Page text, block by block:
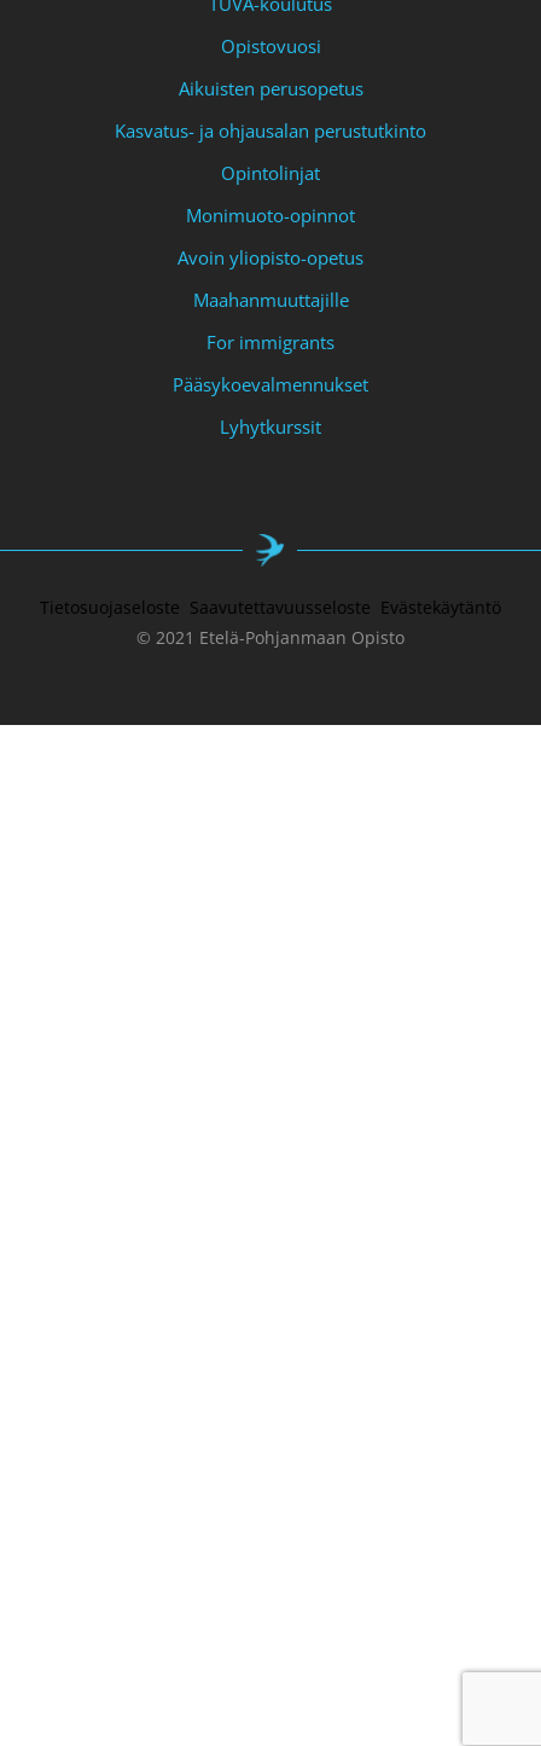
Opistovuosi
Aikuisten perusopetus
Kasvatus- ja ohjausalan perustutkinto
Opintolinjat
Monimuoto-opinnot
Avoin yliopisto-opetus
Maahanmuuttajille
For immigrants
Pääsykoevalmennukset
Lyhytkurssit
Tietosuojaseloste Saavutettavuusseloste Evästekäytäntö
© 2021 Etelä-Pohjanmaan Opisto